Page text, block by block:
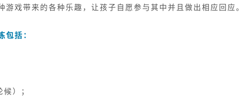
戏带来的各种乐趣，让孩子自愿参与其中并且做出相应回应。
括：
）；